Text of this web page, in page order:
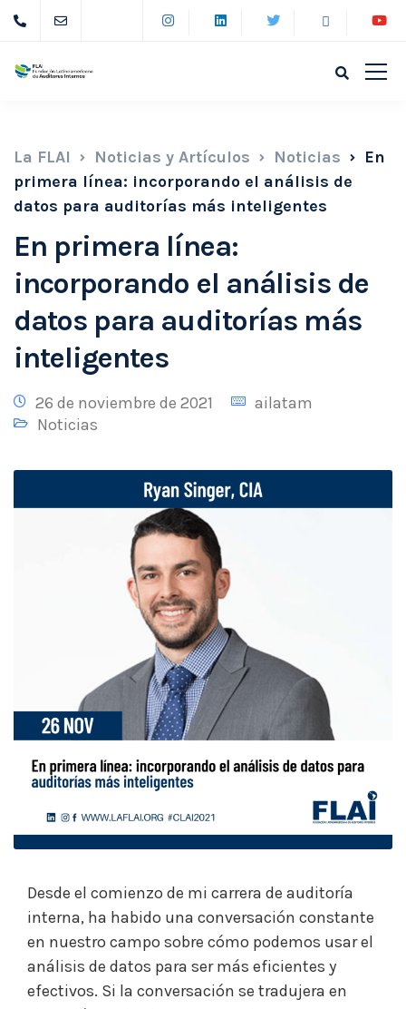
La FLAI Noticias y Artículos Noticias
En
primera línea: incorporando el análisis de
datos para auditorías más inteligentes
En primera línea:
incorporando el análisis de
datos para auditorías más
inteligentes
26 de noviembre de 2021
ailatam
Noticias
Desde el comienzo de mi carrera de auditoría
interna, ha habido una conversación constante
en nuestro campo sobre cómo podemos usar el
análisis de datos para ser más eficientes y
efectivos. Si la conversación se tradujera en